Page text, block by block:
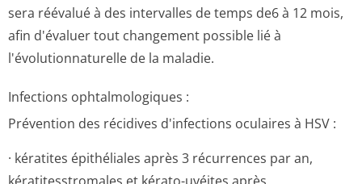
sera réévalué à des intervalles de temps de6 à 12 mois,
afin d'évaluer tout changement possible lié à
l'évolutionna­turelle de la maladie.
Infections ophtalmologiques :
Prévention des récidives d'infections oculaires à HSV :
· kératites épithéliales après 3 récurrences par an,